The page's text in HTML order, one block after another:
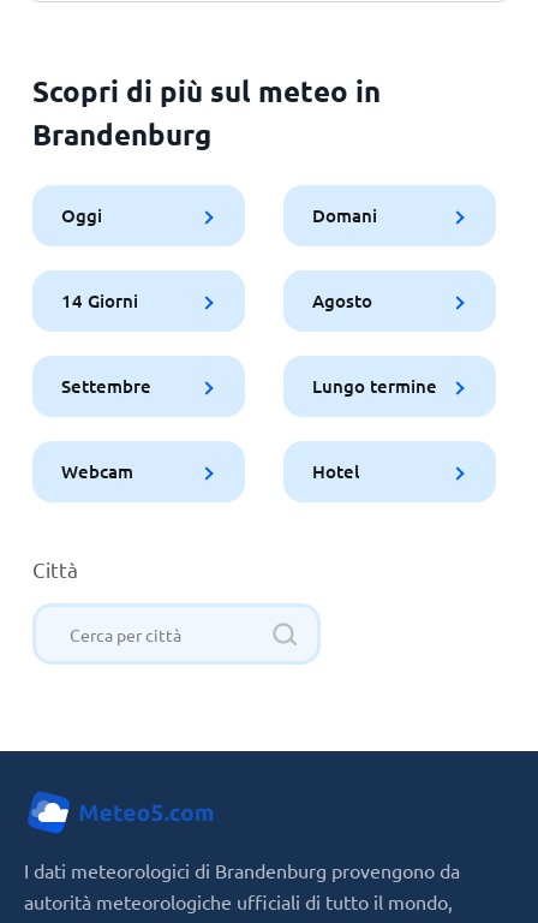
Scopri di più sul meteo in
Brandenburg
Oggi Domani
14 Giorni Agosto
Settembre Lungo termine
Webcam Hotel
Città
I dati meteorologici di Brandenburg provengono da
autorità meteorologiche ufficiali di tutto il mondo,